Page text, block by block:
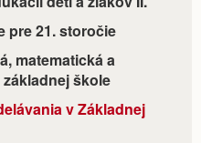
pre 21. storočie
matematická a
škole
v Základnej